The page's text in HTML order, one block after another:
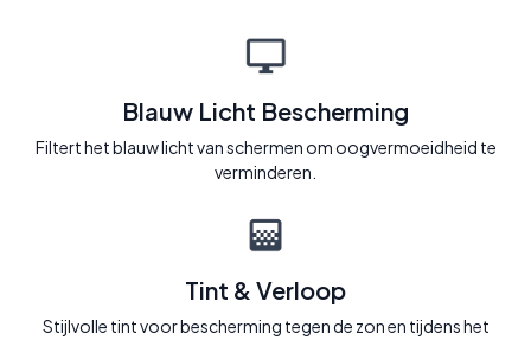
Blauw Licht Bescherming
Filtert het blauw licht van schermen om oogvermoeidheid te
verminderen.
Tint & Verloop
Stijlvolle tint voor bescherming tegen de zon en tijdens het